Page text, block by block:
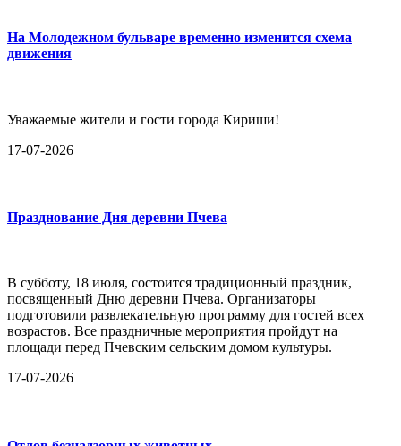
На Молодежном бульваре временно изменится схема
движения
Уважаемые жители и гости города Кириши!
17-07-2026
Празднование Дня деревни Пчева
В субботу, 18 июля, состоится традиционный праздник,
посвященный Дню деревни Пчева. Организаторы
подготовили развлекательную программу для гостей всех
возрастов. Все праздничные мероприятия пройдут на
площади перед Пчевским сельским домом культуры.
17-07-2026